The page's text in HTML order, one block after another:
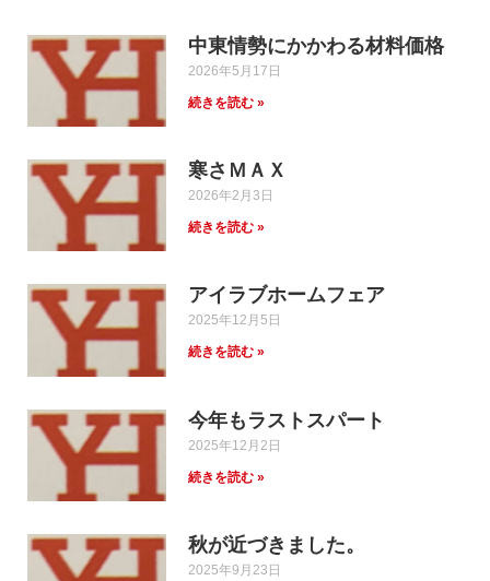
中東情勢にかかわる材料価格
2026年5月17日
続きを読む »
寒さＭＡＸ
2026年2月3日
続きを読む »
アイラブホームフェア
2025年12月5日
続きを読む »
今年もラストスパート
2025年12月2日
続きを読む »
秋が近づきました。
2025年9月23日